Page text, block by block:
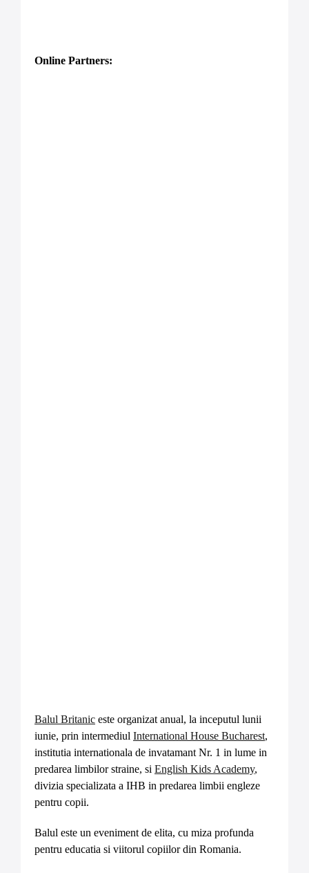
Online Partners:
Balul Britanic este organizat anual, la inceputul lunii
iunie, prin intermediul International House Bucharest,
institutia internationala de invatamant Nr. 1 in lume in
predarea limbilor straine, si English Kids Academy,
divizia specializata a IHB in predarea limbii engleze
pentru copii.
Balul este un eveniment de elita, cu miza profunda
pentru educatia si viitorul copiilor din Romania.